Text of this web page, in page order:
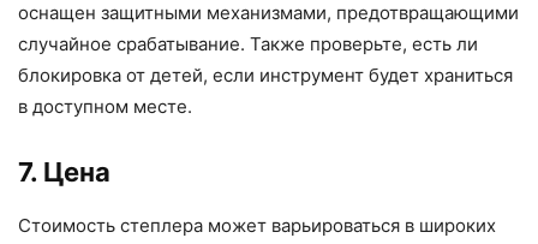
оснащен защитными механизмами, предотвращающими
случайное срабатывание. Также проверьте, есть ли
блокировка от детей, если инструмент будет храниться
в доступном месте.
7. Цена
Стоимость степлера может варьироваться в широких